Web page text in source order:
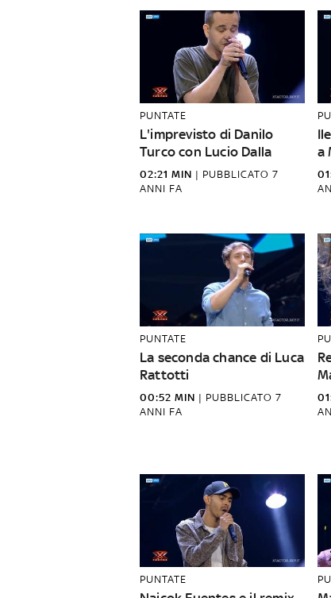
PUNTATE
L'imprevisto di Danilo
Turco con Lucio Dalla
02:21 MIN | PUBBLICATO 7
ANNI FA
a
PUNTATE
La seconda chance di Luca
Rattotti
00:52 MIN | PUBBLICATO 7
ANNI FA
PUNTATE